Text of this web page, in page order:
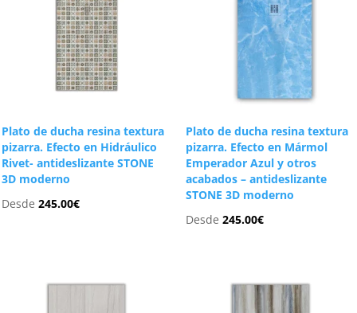
Plato de ducha resina textura
pizarra. Efecto en Hidráulico
Rivet- antideslizante STONE
3D moderno
Desde245.00€
Plato de ducha resina textura
pizarra. Efecto en Mármol
Emperador Azul y otros
acabados – antideslizante
STONE 3D moderno
Desde 245.00€